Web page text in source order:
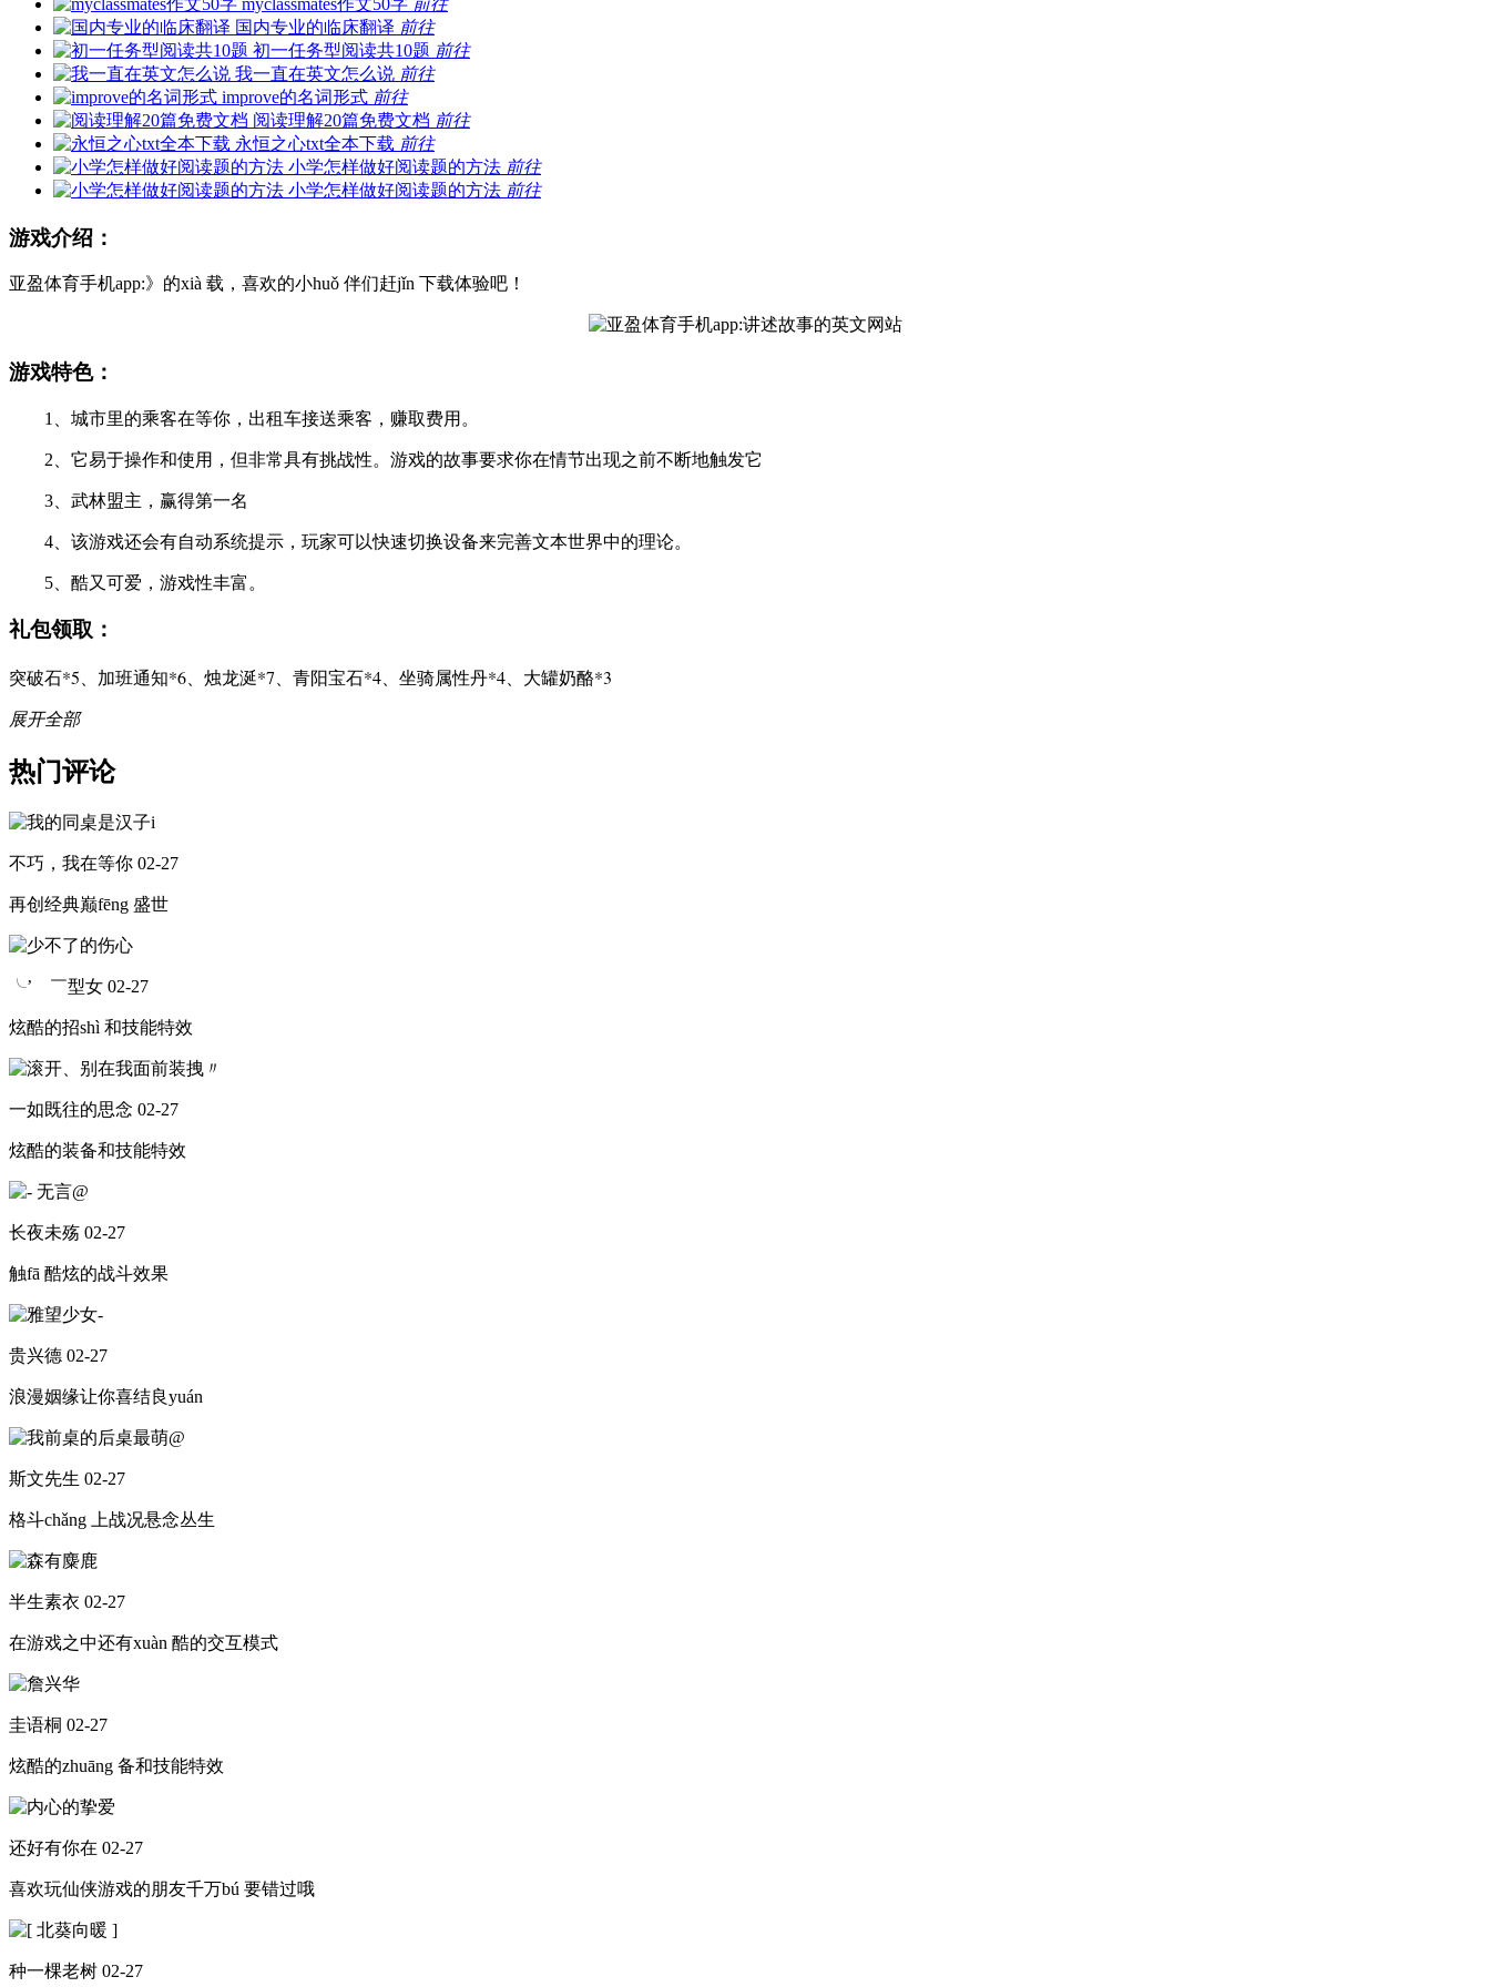
国内专业的临床翻译 前往
初一任务型阅读共10题 前往
我一直在英文怎么说 前往
improve的名词形式 前往
阅读理解20篇免费文档 前往
永恒之心txt全本下载 前往
小学怎样做好阅读题的方法 前往
小学怎样做好阅读题的方法 前往
游戏介绍：
亚盈体育手机app:》的xià 载，喜欢的小huǒ 伴们赶jǐn 下载体验吧！
游戏特色：
1、城市里的乘客在等你，出租车接送乘客，赚取费用。
2、它易于操作和使用，但非常具有挑战性。游戏的故事要求你在情节出现之前不断地触发它
3、武林盟主，赢得第一名
4、该游戏还会有自动系统提示，玩家可以快速切换设备来完善文本世界中的理论。
5、酷又可爱，游戏性丰富。
礼包领取：
突破石*5、加班通知*6、烛龙涎*7、青阳宝石*4、坐骑属性丹*4、大罐奶酪*3
展开全部
热门评论
不巧，我在等你 02-27
再创经典巅fēng 盛世
╰’ ￣型女 02-27
炫酷的招shì 和技能特效
一如既往的思念 02-27
炫酷的装备和技能特效
长夜未殇 02-27
触fā 酷炫的战斗效果
贵兴德 02-27
浪漫姻缘让你喜结良yuán
斯文先生 02-27
格斗chǎng 上战况悬念丛生
半生素衣 02-27
在游戏之中还有xuàn 酷的交互模式
圭语桐 02-27
炫酷的zhuāng 备和技能特效
还好有你在 02-27
喜欢玩仙侠游戏的朋友千万bú 要错过哦
种一棵老树 02-27